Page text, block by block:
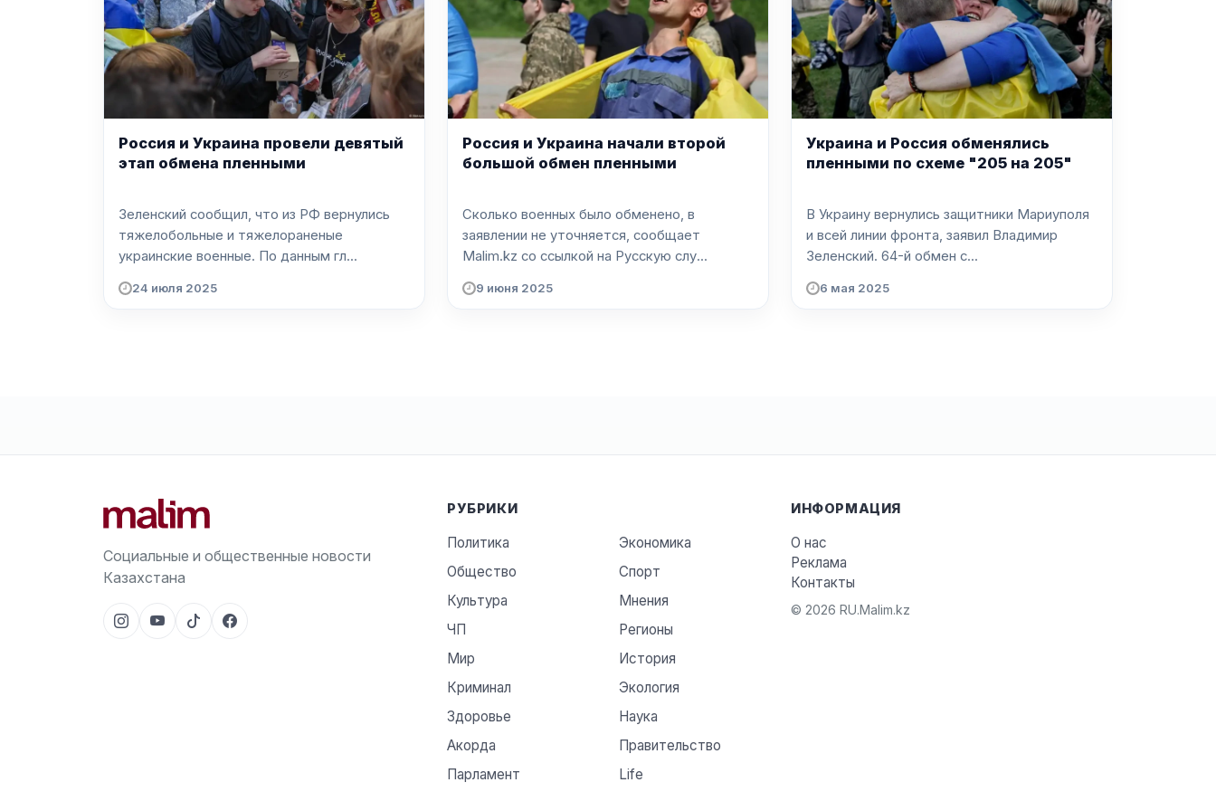
Россия и Украина провели девятый
этап обмена пленными
Зеленский сообщил, что из РФ вернулись
тяжелобольные и тяжелораненые
украинские военные. По данным гл...
24 июля 2025
Россия и Украина начали второй
большой обмен пленными
Сколько военных было обменено, в
заявлении не уточняется, сообщает
Malim.kz со ссылкой на Русскую слу...
9 июня 2025
Украина и Россия обменялись
пленными по схеме "205 на 205"
В Украину вернулись защитники Мариуполя
и всей линии фронта, заявил Владимир
Зеленский. 64-й обмен с...
6 мая 2025
Социальные и общественные новости
Казахстана
РУБРИКИ
Политика
Экономика
Общество
Спорт
Культура
Мнения
ЧП
Регионы
Мир
История
Криминал
Экология
Здоровье
Наука
Акорда
Правительство
Парламент
Life
ИНФОРМАЦИЯ
О нас
Реклама
Контакты
© 2026 RU.Malim.kz